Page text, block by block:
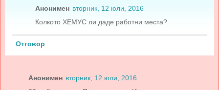
Анонимен вторник, 12 юли, 2016
Колкото ХЕМУС ли даде работни места?
Отговор
Анонимен вторник, 12 юли, 2016